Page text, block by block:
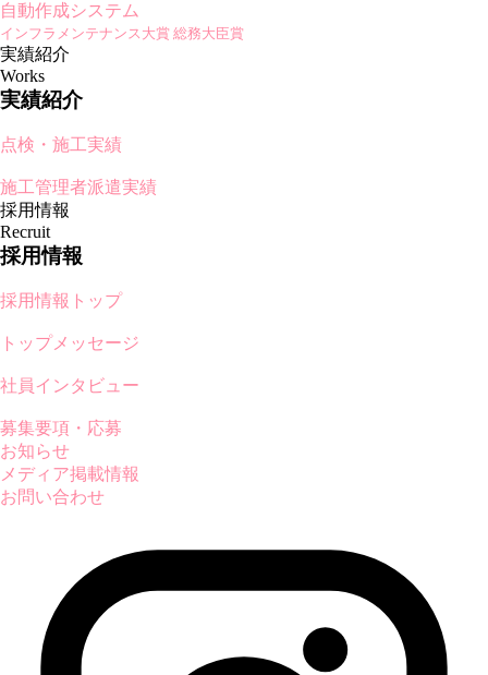
自動作成システム
インフラメンテナンス大賞 総務大臣賞
実績紹介
Works
実績紹介
点検・施工実績
施工管理者派遣実績
採用情報
Recruit
採用情報
採用情報トップ
トップメッセージ
社員インタビュー
募集要項・応募
お知らせ
メディア掲載情報
お問い合わせ